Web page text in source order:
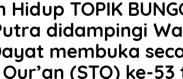
Q
T
i
n
g
k
a
Hidup TOPIK
didampingi
membuka
(STQ) ke-